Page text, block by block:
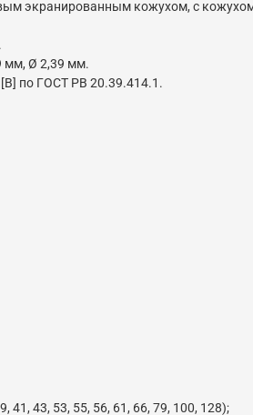
экранированным кожухом, с
мм, Ø 2,39 мм.
по ГОСТ РВ 20.39.414.1.
41, 43, 53, 55, 56, 61, 66, 79, 100, 128);